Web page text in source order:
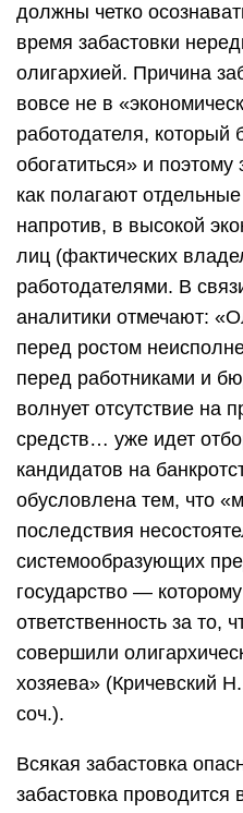
должны четко
время забастовки
олигархией. Причина
вовсе не в
работодателя, который
обогатиться» и поэтому
как полагают
напротив, в высокой
лиц (фактических
работодателями. В
аналитики отмечают:
перед ростом
перед работниками и
волнует отсутствие на
средств… уже идет
кандидатов на
обусловлена тем, что
последствия
системообразующих
государство —
ответственность за то,
совершили
хозяева» (Кричевский
соч.).
Всякая забастовка
забастовка проводится